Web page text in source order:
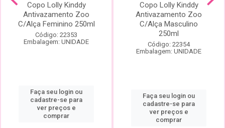
Copo Lolly Kinddy
Antivazamento Zoo
C/Alça Feminino 250ml
Código: 22353
Embalagem: UNIDADE
Faça seu login ou
cadastre-se para
ver preços e
comprar
Copo Lolly Kinddy
Antivazamento Zoo
C/Alça Masculino
250ml
Código: 22354
Embalagem: UNIDADE
Faça seu login ou
cadastre-se para
ver preços e
comprar